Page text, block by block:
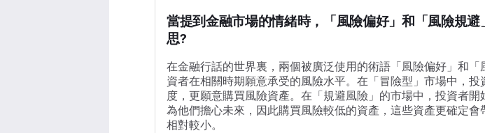
當提到金融市場的情緒時，「風險偏好」和「風險規避
思?
在金融行話的世界裏，兩個被廣泛使用的術語「風險偏好」和「
資者在相關時期願意承受的風險水平。在「冒險型」市場中，投
度，更願意購買風險資產。在「規避風險」的市場中，投資者開
為他們擔心未來，因此購買風險較低的資產，這些資產更確定會
相對較小。